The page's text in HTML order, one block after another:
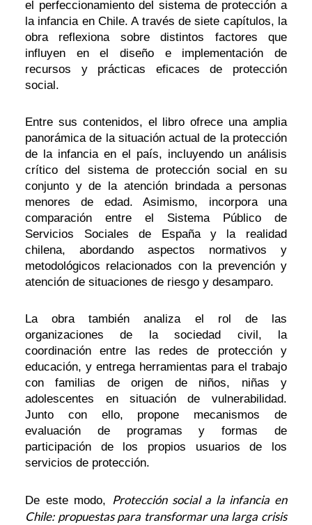
el perfeccionamiento del sistema de protección a
la infancia en Chile. A través de siete capítulos, la
obra reflexiona sobre distintos factores que
influyen en el diseño e implementación de
recursos y prácticas eficaces de protección
social.
Entre sus contenidos, el libro ofrece una amplia
panorámica de la situación actual de la protección
de la infancia en el país, incluyendo un análisis
crítico del sistema de protección social en su
conjunto y de la atención brindada a personas
menores de edad. Asimismo, incorpora una
comparación entre el Sistema Público de
Servicios Sociales de España y la realidad
chilena, abordando aspectos normativos y
metodológicos relacionados con la prevención y
atención de situaciones de riesgo y desamparo.
La obra también analiza el rol de las
organizaciones de la sociedad civil, la
coordinación entre las redes de protección y
educación, y entrega herramientas para el trabajo
con familias de origen de niños, niñas y
adolescentes en situación de vulnerabilidad.
Junto con ello, propone mecanismos de
evaluación de programas y formas de
participación de los propios usuarios de los
servicios de protección.
De este modo,
Protección social a la infancia en
Chile: propuestas para transformar una larga crisis